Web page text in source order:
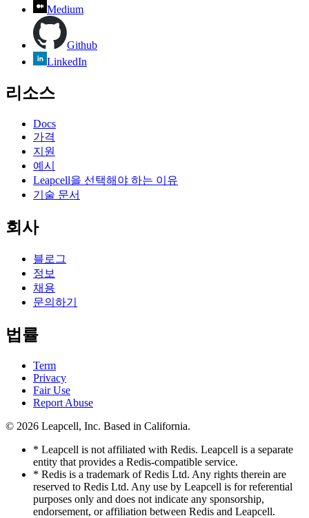
Medium
Github
LinkedIn
리소스
Docs
가격
지원
예시
Leapcell을 선택해야 하는 이유
기술 문서
회사
블로그
정보
채용
문의하기
법률
Term
Privacy
Fair Use
Report Abuse
© 2026 Leapcell, Inc. Based in California.
* Leapcell is not affiliated with Redis. Leapcell is a separate
entity that provides a Redis-compatible service.
* Redis is a trademark of Redis Ltd. Any rights therein are
reserved to Redis Ltd. Any use by Leapcell is for referential
purposes only and does not indicate any sponsorship,
endorsement, or affiliation between Redis and Leapcell.